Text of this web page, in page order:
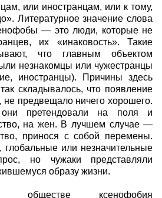
или иностранцам, или к тому,
Литературное значение слова
— это люди, которые не
их «инаковость». Такие
что главным объектом
незнакомцы или чужестранцы
иностранцы). Причины здесь
складывалось, что появление
не предвещало ничего хорошего.
претендовали на поля и
на жен. В лучшем случае —
принося с собой перемены.
или незначительные
но чужаки представляли
образу жизни.
обществе ксенофобия